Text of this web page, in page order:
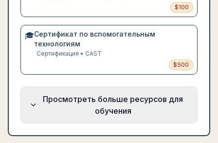
$100
🎓Сертификат по вспомогательным
технологиям
Сертификация • CAST
$500
Просмотреть больше ресурсов для
обучения